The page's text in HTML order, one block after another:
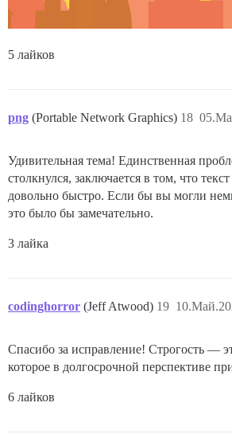
5 лайков
png (Portable Network Graphics) 18
Удивительная тема! Единственная
столкнулся, заключается в том, что
довольно быстро. Если бы вы могли
это было бы замечательно.
3 лайка
codinghorror (Jeff Atwood) 19
Спасибо за исправление! Строгость —
которое в долгосрочной перспективе
6 лайков